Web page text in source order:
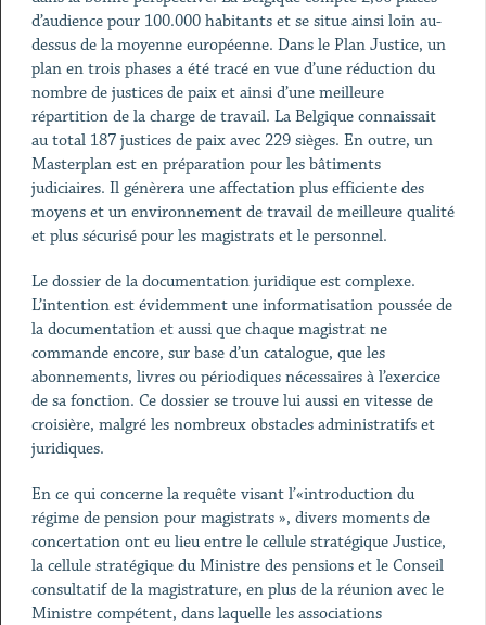
d’audience pour 100.000 habitants et se situe ainsi loin au-
dessus de la moyenne européenne. Dans le Plan Justice, un
plan en trois phases a été tracé en vue d’une réduction du
nombre de justices de paix et ainsi d’une meilleure
répartition de la charge de travail. La Belgique connaissait
au total 187 justices de paix avec 229 sièges. En outre, un
Masterplan est en préparation pour les bâtiments
judiciaires. Il génèrera une affectation plus efficiente des
moyens et un environnement de travail de meilleure qualité
et plus sécurisé pour les magistrats et le personnel.
Le dossier de la documentation juridique est complexe.
L’intention est évidemment une informatisation poussée de
la documentation et aussi que chaque magistrat ne
commande encore, sur base d’un catalogue, que les
abonnements, livres ou périodiques nécessaires à l’exercice
de sa fonction. Ce dossier se trouve lui aussi en vitesse de
croisière, malgré les nombreux obstacles administratifs et
juridiques.
En ce qui concerne la requête visant l’«introduction du
régime de pension pour magistrats », divers moments de
concertation ont eu lieu entre le cellule stratégique Justice,
la cellule stratégique du Ministre des pensions et le Conseil
consultatif de la magistrature, en plus de la réunion avec le
Ministre compétent, dans laquelle les associations